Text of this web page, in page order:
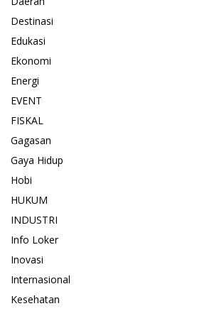
Destinasi
Edukasi
Ekonomi
Energi
EVENT
FISKAL
Gagasan
Gaya Hidup
Hobi
HUKUM
INDUSTRI
Info Loker
Inovasi
Internasional
Kesehatan